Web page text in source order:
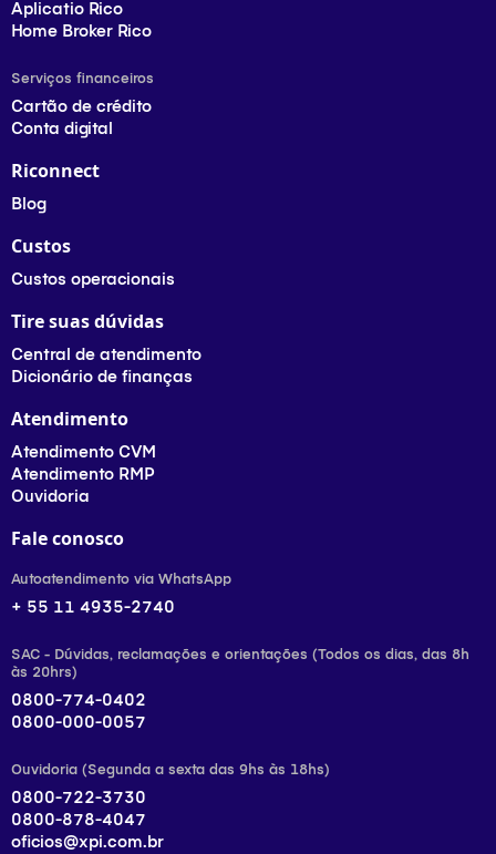
Aplicatio Rico
Home Broker Rico
Serviços financeiros
Cartão de crédito
Conta digital
Riconnect
Blog
Custos
Custos operacionais
Tire suas dúvidas
Central de atendimento
Dicionário de finanças
Atendimento
Atendimento CVM
Atendimento RMP
Ouvidoria
Fale conosco
Autoatendimento via WhatsApp
+ 55 11 4935-2740
SAC - Dúvidas, reclamações e orientações (Todos os dias, das 8h
às 20hrs)
0800-774-0402
0800-000-0057
Ouvidoria (Segunda a sexta das 9hs às 18hs)
0800-722-3730
0800-878-4047
oficios@xpi.com.br